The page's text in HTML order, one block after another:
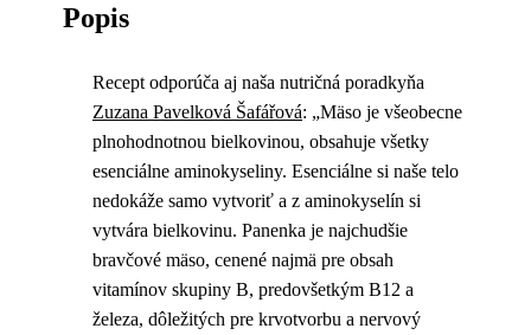
Popis
Recept odporúča aj naša nutričná poradkyňa
Zuzana Pavelková Šafářová: „Mäso je všeobecne
plnohodnotnou bielkovinou, obsahuje všetky
esenciálne aminokyseliny. Esenciálne si naše telo
nedokáže samo vytvoriť a z aminokyselín si
vytvára bielkovinu. Panenka je najchudšie
bravčové mäso, cenené najmä pre obsah
vitamínov skupiny B, predovšetkým B12 a
železa, dôležitých pre krvotvorbu a nervový